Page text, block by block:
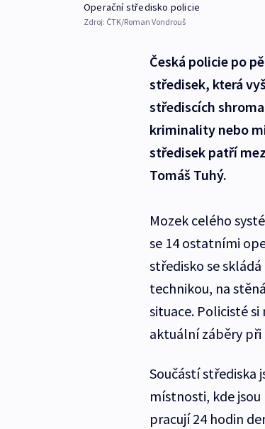
Operační středisko policie
Zdroj: ČTK/Roman Vondrouš
Česká policie po
středisek, která
střediscích
kriminality nebo
středisek patří
Tomáš Tuhý.
Mozek celého
se 14 ostatními
středisko se
technikou, na
situace. Policisté
aktuální záběry
Součástí střediska
místnosti, kde
pracují 24 hodin